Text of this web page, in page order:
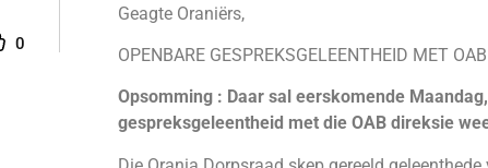
0
Geagte Oraniërs,
OPENBARE GESPREKSGELEENTHEID MET
Opsomming : Daar sal eerskomende
gespreksgeleentheid met die OAB direksie